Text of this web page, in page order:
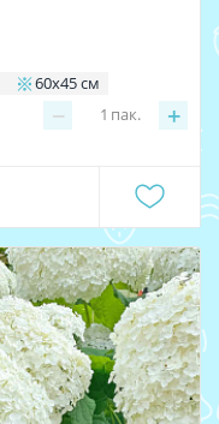
60х45 см
− +
1 пак.